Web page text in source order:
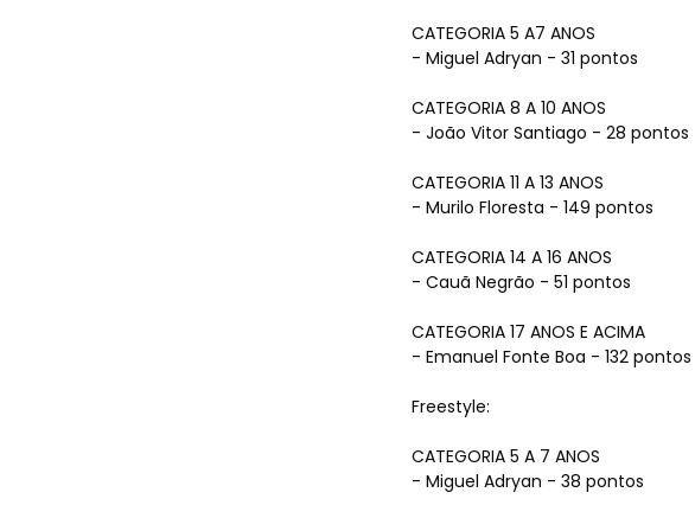
Contato
HORÁRIOS
CATEGORIA 5 A7 ANOS
- Miguel Adryan - 31 pontos
CATEGORIA 8 A 10 ANOS
- João Vitor Santiago - 28 pontos
CATEGORIA 11 A 13 ANOS
- Murilo Floresta - 149 pontos
CATEGORIA 14 A 16 ANOS
- Cauã Negrão - 51 pontos
CATEGORIA 17 ANOS E ACIMA
- Emanuel Fonte Boa - 132 pontos
Freestyle:
CATEGORIA 5 A 7 ANOS
- Miguel Adryan - 38 pontos